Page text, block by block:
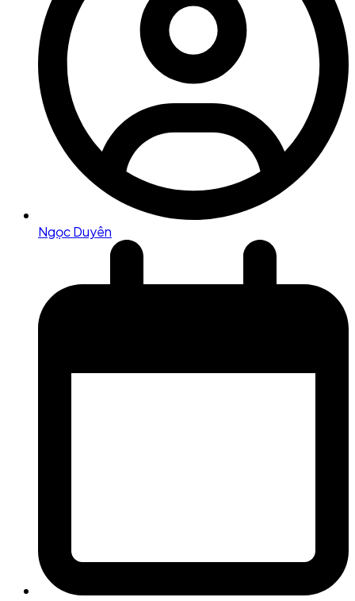
Ngọc Duyên